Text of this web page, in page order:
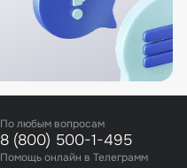
По любым вопросам
8 (800) 500-1-495
Помощь онлайн в Телеграмм